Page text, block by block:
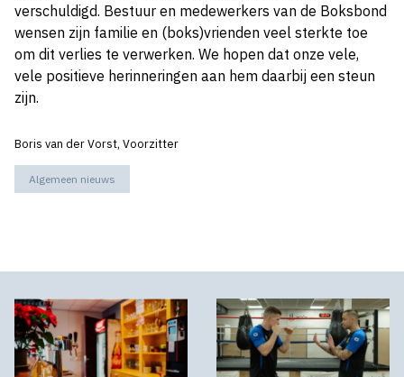
verschuldigd. Bestuur en medewerkers van de Boksbond
wensen zijn familie en (boks)vrienden veel sterkte toe
om dit verlies te verwerken. We hopen dat onze vele,
vele positieve herinneringen aan hem daarbij een steun
zijn.
Boris van der Vorst, Voorzitter
Algemeen nieuws